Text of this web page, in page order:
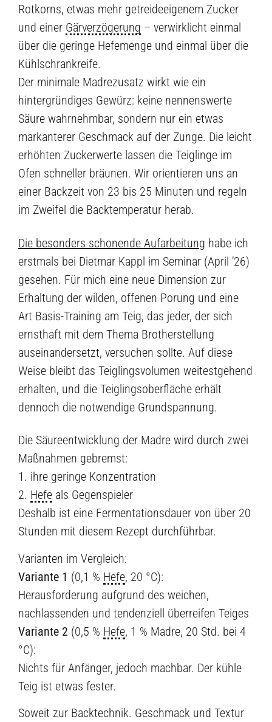
Rotkorns, etwas mehr getreideeigenem Zucker
und einer Gärverzögerung – verwirklicht einmal
über die geringe Hefemenge und einmal über die
Kühlschrankreife.
Der minimale Madrezusatz wirkt wie ein
hintergründiges Gewürz: keine nennenswerte
Säure wahrnehmbar, sondern nur ein etwas
markanterer Geschmack auf der Zunge. Die leicht
erhöhten Zuckerwerte lassen die Teiglinge im
Ofen schneller bräunen. Wir orientieren uns an
einer Backzeit von 23 bis 25 Minuten und regeln
im Zweifel die Backtemperatur herab.
Die besonders schonende Aufarbeitung habe ich
erstmals bei Dietmar Kappl im Seminar (April ’26)
gesehen. Für mich eine neue Dimension zur
Erhaltung der wilden, offenen Porung und eine
Art Basis-Training am Teig, das jeder, der sich
ernsthaft mit dem Thema Brotherstellung
auseinandersetzt, versuchen sollte. Auf diese
Weise bleibt das Teiglingsvolumen weitestgehend
erhalten, und die Teiglingsoberfläche erhält
dennoch die notwendige Grundspannung.
Die Säureentwicklung der Madre wird durch zwei
Maßnahmen gebremst:
1. ihre geringe Konzentration
2. Hefe als Gegenspieler
Deshalb ist eine Fermentationsdauer von über 20
Stunden mit diesem Rezept durchführbar.
Varianten im Vergleich:
Variante 1 (0,1 % Hefe, 20 °C):
Herausforderung aufgrund des weichen,
nachlassenden und tendenziell überreifen Teiges
Variante 2 (0,5 % Hefe, 1 % Madre, 20 Std. bei 4
°C):
Nichts für Anfänger, jedoch machbar. Der kühle
Teig ist etwas fester.
Soweit zur Backtechnik. Geschmack und Textur